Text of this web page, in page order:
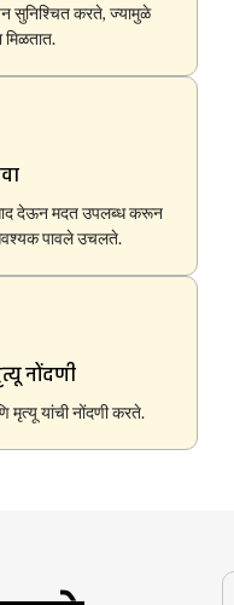
सुनिश्चित करते, ज्यामुळे
मिळतात.
देऊन मदत उपलब्ध करून
पावले उचलते.
नोंदणी
मृत्यू यांची नोंदणी करते.